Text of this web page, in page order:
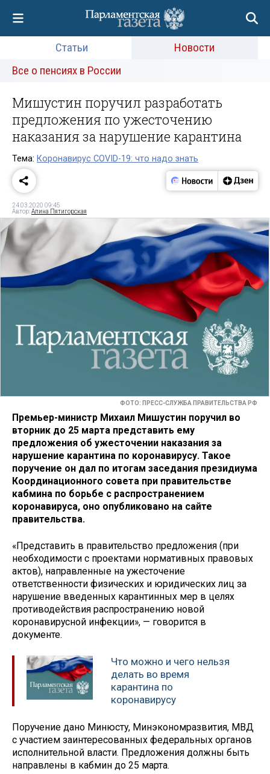
Статьи
Новости
Все о пенсиях в России
Мишустин поручил разработать
предложения по ужесточению
наказания за нарушение карантина
Тема: Коронавирус COVID-19: что надо знать
24.03.2020 09:45
Автор:Алина Пятигорская
ФОТО: ПРЕСС-СЛУЖБА ПРАВИТЕЛЬСТВА РФ
Премьер-министр Михаил Мишустин поручил во
вторник до 25 марта представить ему
предложения об ужесточении наказания за
нарушение карантина по коронавирусу. Такое
поручение он дал по итогам заседания президиума
Координационного совета при правительстве
кабмина по борьбе с распространением
коронавируса, оно опубликовано на сайте
правительства.
«Представить в правительство предложения (при
необходимости с проектами нормативных правовых
актов), направленные на ужесточение
ответственности физических и юридических лиц за
нарушение введенных карантинных мер в целях
противодействия распространению новой
коронавирусной инфекции», — говорится в
документе.
Что можно и чего нельзя
делать во время
карантина по
коронавирусу
Поручение дано Минюсту, Минэкономразвития, МВД
с участием заинтересованных федеральных органов
исполнительной власти. Предложения должны быть
направлены в кабмин до 25 марта.